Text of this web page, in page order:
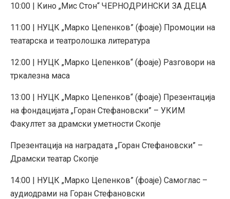
10:00 | Кино „Мис Стон“ ЧЕРНОДРИНСКИ ЗА ДЕЦА
11:00 | НУЦК „Марко Цепенков” (фоаје) Промоции на
театарска и театролошка литература
12:00 | НУЦК „Марко Цепенков“ (фоаје) Разговори на
тркалезна маса
13:00 | НУЦК „Марко Цепенков“ (фоаје) Презентација
на фондацијата „Горан Стефановски” – УКИМ
Факултет за драмски уметности Скопје
Презентација на наградата „Горан Стефановски” –
Драмски театар Скопје
14:00 | НУЦК „Марко Цепенков” (фоаје) Самоглас –
аудиодрами на Горан Стефановски